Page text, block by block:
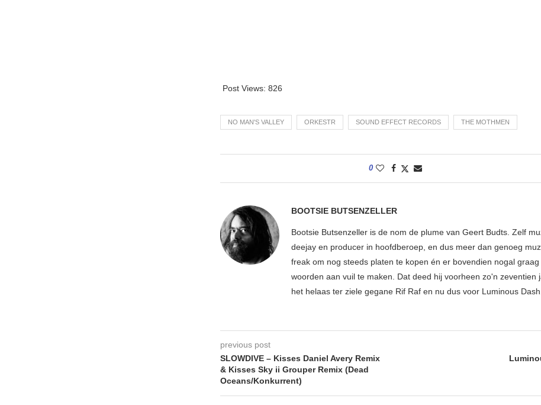
Post Views: 826
NO MAN'S VALLEY ORKESTR SOUND EFFECT RECORDS THE MOTHMEN
0
BOOTSIE BUTSENZELLER
Bootsie Butsenzeller is de nom de plume van Geert Budts. Zelf
deejay en producer in hoofdberoep, en dus meer dan genoeg
freak om nog steeds platen te kopen én er bovendien nogal
woorden aan vuil te maken. Dat deed hij voorheen zo'n zeventien
het helaas ter ziele gegane Rif Raf en nu dus voor Luminous Dash.
previous post
SLOWDIVE – Kisses Daniel Avery Remix
& Kisses Sky ii Grouper Remix (Dead
Oceans/Konkurrent)